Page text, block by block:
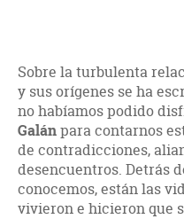
Sobre la turbulenta
y sus orígenes se ha
no habíamos podido
Galánpara contarnos
de contradicciones,
desencuentros. Detrás
conocemos, están las
vivieron e hicieron que